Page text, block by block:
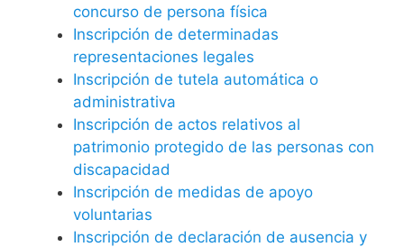
concurso de persona física
Inscripción de determinadas
representaciones legales
Inscripción de tutela automática o
administrativa
Inscripción de actos relativos al
patrimonio protegido de las personas con
discapacidad
Inscripción de medidas de apoyo
voluntarias
Inscripción de declaración de ausencia y